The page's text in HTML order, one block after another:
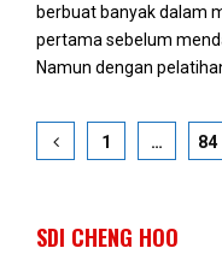
berbuat banyak dalam
pertama sebelum
Namun dengan
Paginasi
1 … 84
SDI CHENG HOO